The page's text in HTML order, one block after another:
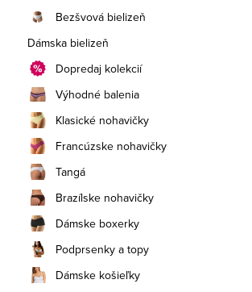
Bezšvová bielizeň
Dámska bielizeň
Dopredaj kolekcií
Výhodné balenia
Klasické nohavičky
Francúzske nohavičky
Tangá
Brazílske nohavičky
Dámske boxerky
Podprsenky a topy
Dámske košieľky